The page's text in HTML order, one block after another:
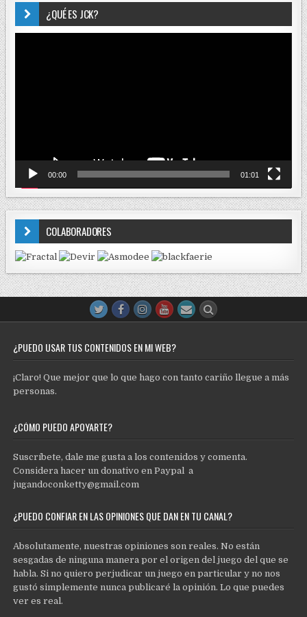
¿QUÉ ES JCK?
00:00 01:01
COLABORADORES
¿PUEDO USAR TUS CONTENIDOS EN MI WEB?
¡Claro! Que mejor que lo que hago con tanto cariño llegue a más
personas.
¿CÓMO PUEDO APOYARTE?
Suscríbete, dale me gusta a los contenidos y comenta.
Considera hacer un donativo en Paypal a
jugandoconketty@gmail.com
¿PUEDO CONFIAR EN LAS OPINIONES QUE DAN EN TU CANAL?
Absolutamente, nuestras opiniones son reales. No están
sesgadas de ninguna manera por el origen del juego del que se
habla. Si no quiero perjudicar un juego en particular y no nos
gustó simplemente nunca publicaré la opinión. Lo que puedes
ver es real.